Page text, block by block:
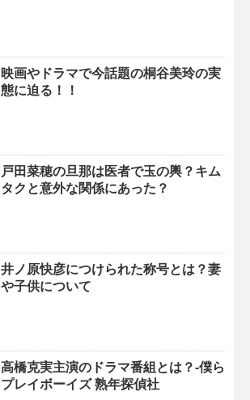
映画やドラマで今話題の桐谷美玲の実
態に迫る！！
戸田菜穂の旦那は医者で玉の輿？キム
タクと意外な関係にあった？
井ノ原快彦につけられた称号とは？妻
や子供について
高橋克実主演のドラマ番組とは？-僕ら
プレイボーイズ 熟年探偵社